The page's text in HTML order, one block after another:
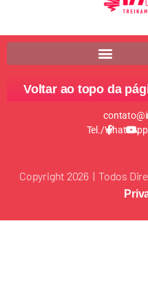
Voltar ao topo da
Tel./
Copyright 2026 | Todos